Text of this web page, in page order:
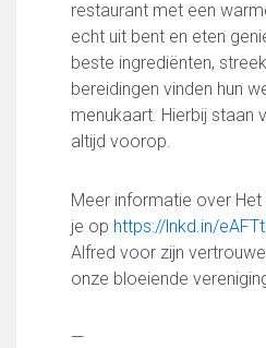
Partnerclub van Ajax
Zakelijk
LED-boarding NIEUW!
Sponsoren
Heeren van Ter Specke
Maatschappelijke bijdrage
Steun bij contributie
restaurant met een
echt uit bent en eten
beste ingrediënten,
bereidingen vinden hun
menukaart. Hierbij staan
altijd voorop.
Meer informatie over Het
je op https://lnkd.in/
Alfred voor zijn
onze bloeiende
—